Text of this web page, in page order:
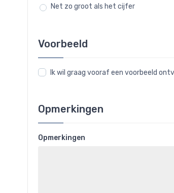
Net zo groot als het cijfer
Voorbeeld
Ik wil graag vooraf een voorbeeld
Opmerkingen
Opmerkingen